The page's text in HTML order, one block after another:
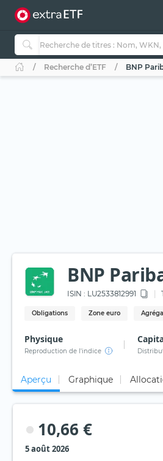
Recherche d’ETF BNP
BNP
ISIN : LU2533812991
Obligations Zone euro
Physique
Reproduction de l'indice
Aperçu Graphique
10,66 €
5 août 2026